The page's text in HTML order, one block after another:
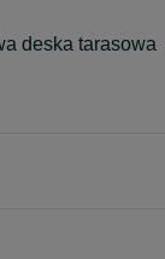
deska tarasowa